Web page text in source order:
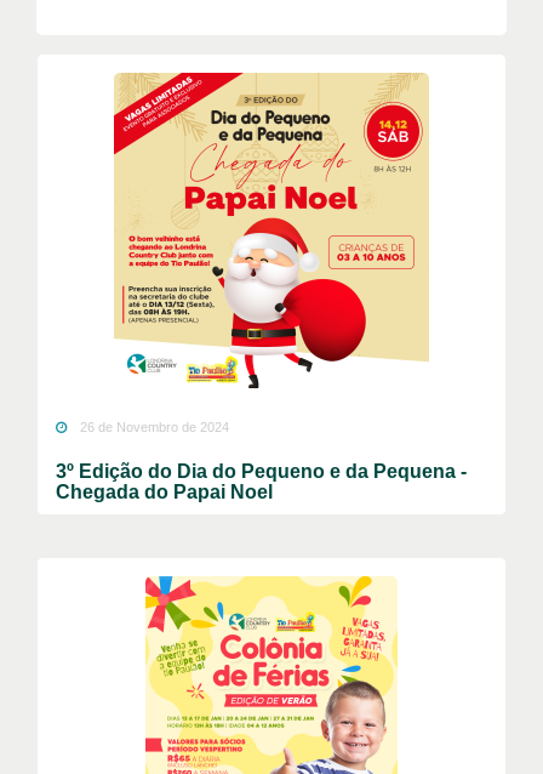
26 de Novembro de 2024
3º Edição do Dia do Pequeno e da Pequena -
Chegada do Papai Noel